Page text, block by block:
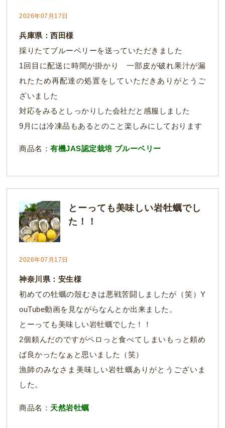
2026年07月17日
兵庫県：西田様
採りたてブルーベリーを送っていただきました
1回目に配送に時間が掛かり 一部皮が破れ果汁が漏
れたため再配達の処置をしていただきありがとうご
ざいました
対応をみるとしっかりした会社だと感服しました
9月には冷凍品もあるとのこと楽しみにしております
商品名：有機JAS認定栽培 ブルーベリー
とーっても美味しい岩牡蠣でし
た！！
2026年07月17日
神奈川県：安生様
初めての牡蠣の殼むきは悪戦苦闘しましたが（笑）Y
ouTube動画を見ながらなんとか出来ました。
とーっても美味しい岩牡蠣でした！！
2個頼んだのですがペロっと食べてしまいもっと頼め
ば良かったなぁと思いました（笑）
漁師のみなさま美味しい岩牡蠣ありがとうございま
した。
商品名： 天然岩牡蠣